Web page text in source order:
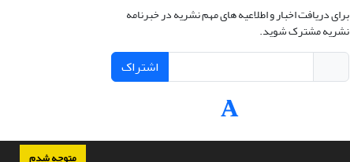
برای دریافت اخبار و اطلاعیه های مهم نشریه در خبرنامه
نشریه مشترک شوید.
اشتراک